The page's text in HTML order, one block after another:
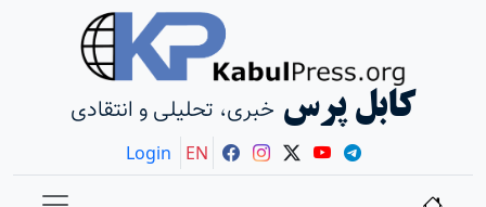
کابل پرس خبری، تحلیلی و انتقادی
Login EN